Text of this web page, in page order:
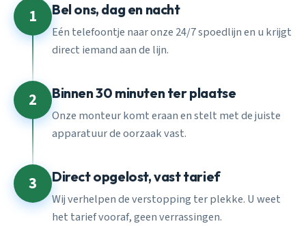
1 Bel ons, dag en nacht
Eén telefoontje naar onze 24/7 spoedlijn en u krijgt
direct iemand aan de lijn.
2 Binnen 30 minuten ter plaatse
Onze monteur komt eraan en stelt met de juiste
apparatuur de oorzaak vast.
3 Direct opgelost, vast tarief
Wij verhelpen de verstopping ter plekke. U weet
het tarief vooraf, geen verrassingen.